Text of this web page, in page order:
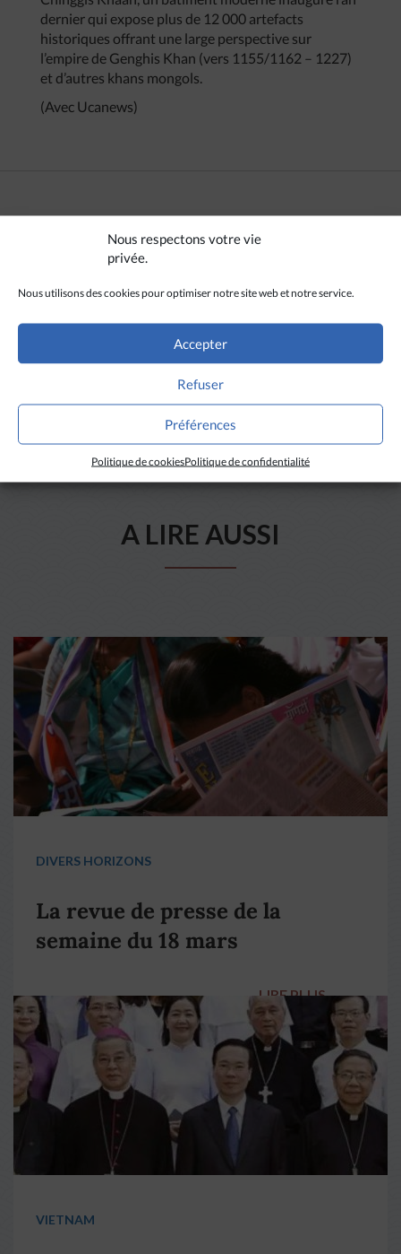
Nous respectons votre vie
privée.
Nous utilisons des cookies pour optimiser notre site web et notre service.
Accepter
Refuser
Préférences
Politique de cookiesPolitique de confidentialité
dernier qui expose plus de 12 000 artefacts
historiques offrant une large perspective sur
l’empire de Genghis Khan (vers 1155/1162 – 1227)
et d’autres khans mongols.
(Avec Ucanews)
A LIRE AUSSI
DIVERS HORIZONS
La revue de presse de la
semaine du 18 mars
LIRE PLUS →
VIETNAM